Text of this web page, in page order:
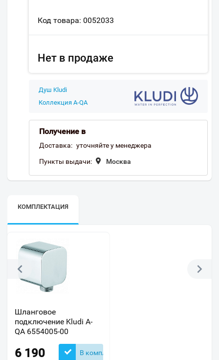
Код товара: 0052033
Нет в продаже
Душ Kludi
Коллекция A-QA
Получение в
Доставка: уточняйте у менеджера
Пункты выдачи: Москва
КОМПЛЕКТАЦИЯ
Шланговое
подключение Kludi A-
QA 6554005-00
6 190
В комплекте